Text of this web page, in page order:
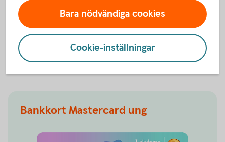
Ingår i
Erbjudande
för barn
och unga
Nej Nej
Bankkort Mastercard ung
Bara nödvändiga cookies
Cookie-inställningar